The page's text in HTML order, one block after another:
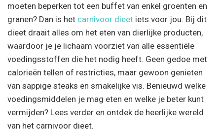
moeten beperken tot een buffet van enkel groenten en
granen? Dan is het carnivoor dieet iets voor jou. Bij dit
dieet draait alles om het eten van dierlijke producten,
waardoor je je lichaam voorziet van alle essentiële
voedingsstoffen die het nodig heeft. Geen gedoe met
calorieën tellen of restricties, maar gewoon genieten
van sappige steaks en smakelijke vis. Benieuwd welke
voedingsmiddelen je mag eten en welke je beter kunt
vermijden? Lees verder en ontdek de heerlijke wereld
van het carnivoor dieet.